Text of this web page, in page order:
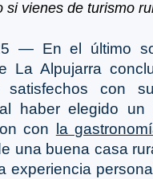
si vienes de turismo
― En el último
La Alpujarra
satisfechos con
haber elegido
con
la
una buena casa
experiencia